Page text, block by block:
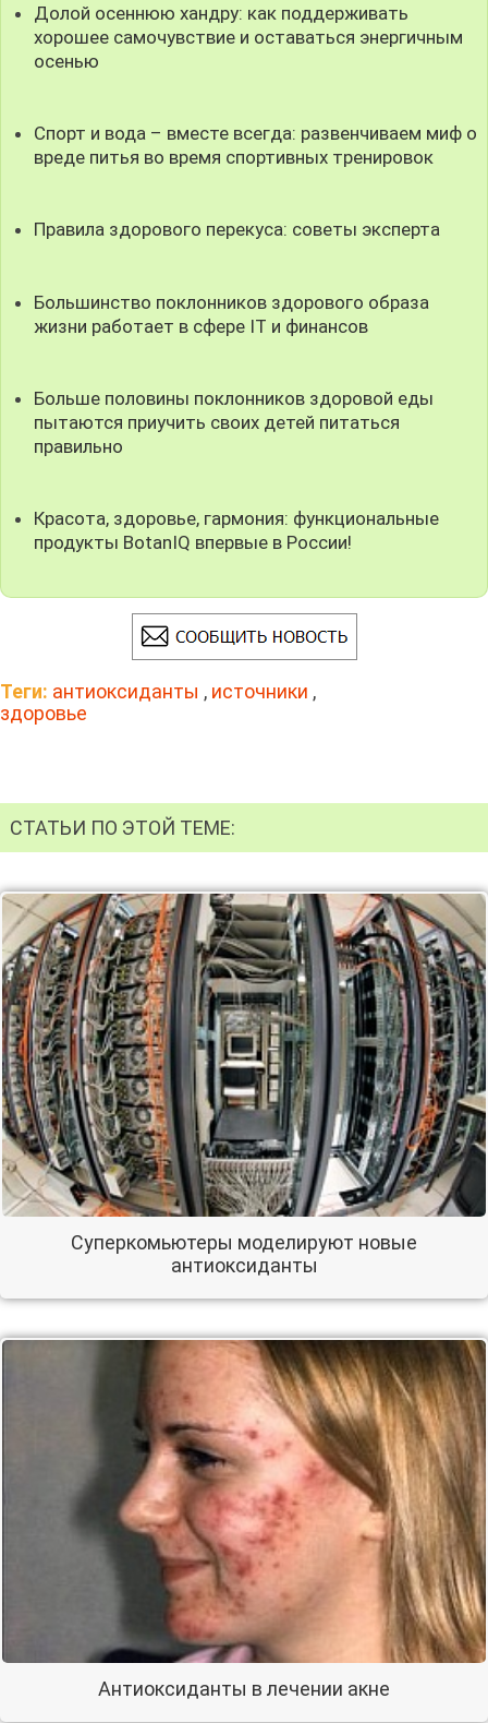
Долой осеннюю хандру: как поддерживать
хорошее самочувствие и оставаться энергичным
осенью
Спорт и вода – вместе всегда: развенчиваем миф о
вреде питья во время спортивных тренировок
Правила здорового перекуса: советы эксперта
Большинство поклонников здорового образа
жизни работает в сфере IT и финансов
Больше половины поклонников здоровой еды
пытаются приучить своих детей питаться
правильно
Красота, здоровье, гармония: функциональные
продукты BotanIQ впервые в России!
Теги: антиоксиданты , источники ,
здоровье
СТАТЬИ ПО ЭТОЙ ТЕМЕ:
Суперкомьютеры моделируют новые
антиоксиданты
Антиоксиданты в лечении акне